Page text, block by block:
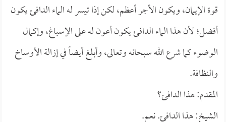
قوة الإيمان، ويكون الأجر أعظم، لكن إذا تيسر له الماء الدافئ يكون
أفضل؛ لأن هذا الماء الدافئ يكون أعون له على الإسباغ، وإكمال
الوضوء كما شرع الله سبحانه وتعالى، وأبلغ أيضاً في إزالة الأوساخ
والنظافة.
المقدم: هذا الدافئ؟
الشيخ: هذا الدافئ. نعم.